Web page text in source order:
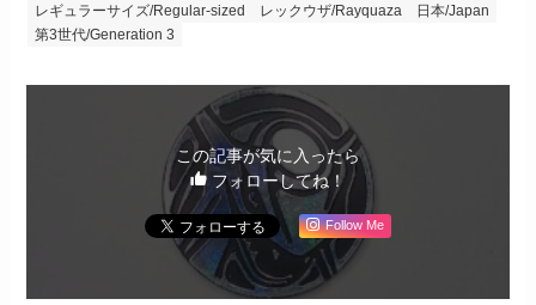
レギュラーサイズ/Regular-sized
レックウザ/Rayquaza
日本/Japan
第3世代/Generation 3
この記事が気に入ったら
フォローしてね！
Follow Me